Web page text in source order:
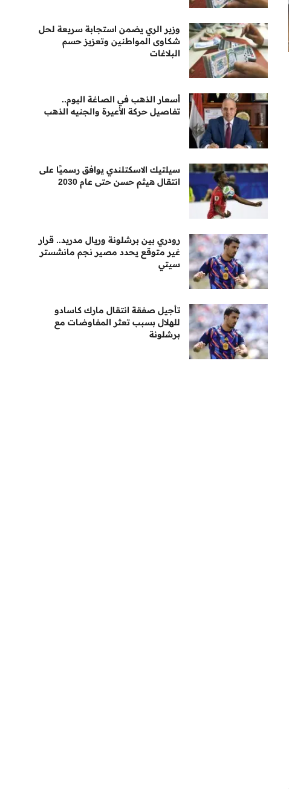
وزير الري يضمن استجابة سريعة لحل
شكاوى المواطنين وتعزيز حسم
البلاغات
أسعار الذهب في الصاغة اليوم..
تفاصيل حركة الأعيرة والجنيه الذهب
سيلتيك الاسكتلندي يوافق رسميًا على
انتقال هيثم حسن حتى عام 2030
رودري بين برشلونة وريال مدريد.. قرار
غير متوقع يحدد مصير نجم مانشستر
سيتي
تأجيل صفقة انتقال مارك كاسادو
للهلال بسبب تعثر المفاوضات مع
برشلونة